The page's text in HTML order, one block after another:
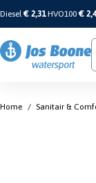
Diesel€ 2,31 HVO100 €
Home / Sanitair &